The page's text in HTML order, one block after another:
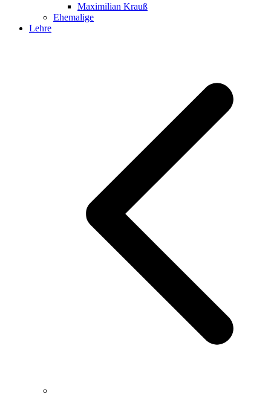
Maximilian Krauß
Ehemalige
Lehre